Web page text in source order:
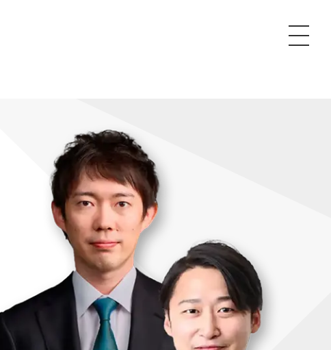
コンサルタント一覧
品質ガイドライン
社内コンペ
定額制Webマーケティング代行『マキトルくん』
定額制営業代行『カリトルくん』
定額制採用代行・RPO『トルトルくん』
営業改善特化の動画制作『動画でカリトルくん』
定額LINE運用代行『LINEマキトルくん』
格安でAI導入支援『あいのりAI』
拡散付1日密着動画制作『まるごと社長』
1本無料で記事を制作『SEOトライアル』
定額制LP制作・改善『最強LP』
採用YouTubeチャンネル構築『トリトル』
広告運用
YouTubeディレクター